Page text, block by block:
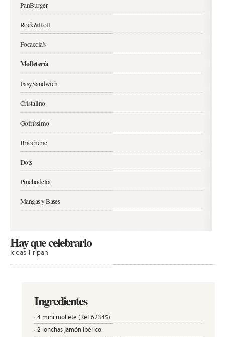
PanBurger
Rock&Roll
Focaccia's
Molletería
EasySandwich
Cristalino
Gofríssimo
Briocherie
Dots
Pinchodelia
Mangas y Bases
Hay que celebrarlo
Ideas Fripan
Ingredientes
4 mini mollete (Ref.62345)
2 lonchas jamón ibérico